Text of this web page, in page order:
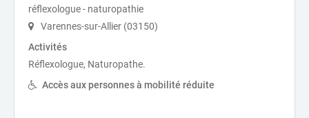
réflexologue - naturopathie
Varennes-sur-Allier (03150)
Activités
Réflexologue, Naturopathe.
Accès aux personnes à mobilité réduite